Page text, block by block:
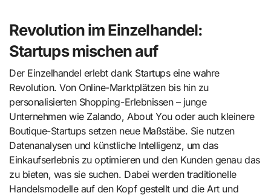
Revolution im Einzelhandel:
Startups mischen auf
Der Einzelhandel erlebt dank Startups eine wahre
Revolution. Von Online-Marktplätzen bis hin zu
personalisierten Shopping-Erlebnissen – junge
Unternehmen wie Zalando, About You oder auch kleinere
Boutique-Startups setzen neue Maßstäbe. Sie nutzen
Datenanalysen und künstliche Intelligenz, um das
Einkaufserlebnis zu optimieren und den Kunden genau das
zu bieten, was sie suchen. Dabei werden traditionelle
Handelsmodelle auf den Kopf gestellt und die Art und